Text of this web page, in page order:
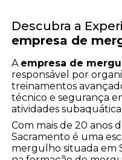
Descubra a
empresa de
A empresa de
responsável por
treinamentos
técnico e segurança
atividades
Com mais de 20 anos
Sacramento é uma
mergulho situada em